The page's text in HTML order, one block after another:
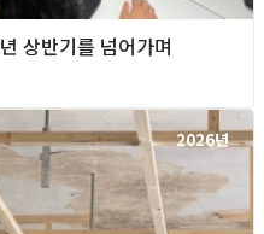
상반기를 넘어가며
2026년